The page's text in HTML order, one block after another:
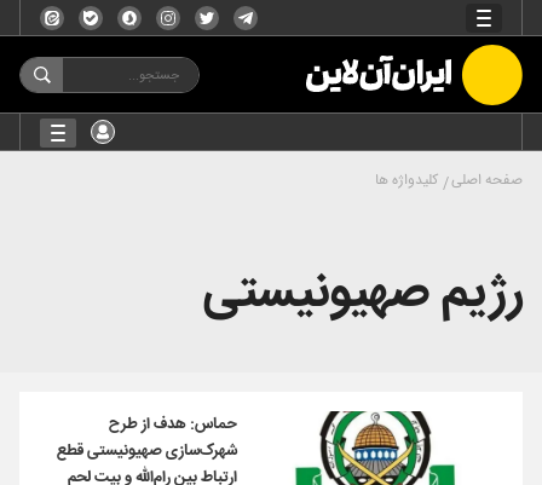
صفحه اصلی کلیدواژه ها
رژیم صهیونیستی
حماس: هدف از طرح
شهرک‌سازی صهیونیستی قطع
ارتباط بین رام‌الله و بیت لحم